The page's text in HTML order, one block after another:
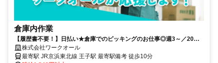
倉庫内作業
【履歴書不要！】日払い★倉庫でのピッキングのお仕事◎週3～／20～
40代活躍中/未経験OK！昇給あり
株式会社ワークオール
最寄駅 JR京浜東北線 王子駅 最寄駅備考 徒歩10分